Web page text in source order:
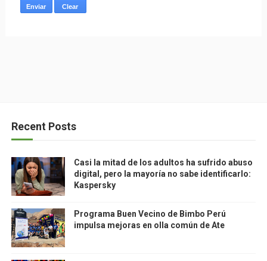
Recent Posts
Casi la mitad de los adultos ha sufrido abuso
digital, pero la mayoría no sabe identificarlo:
Kaspersky
Programa Buen Vecino de Bimbo Perú
impulsa mejoras en olla común de Ate